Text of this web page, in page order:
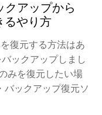
アップから
るやり方
復元する方法はあ
ックアップしまし
みを復元したい場
ックアップ復元ソ